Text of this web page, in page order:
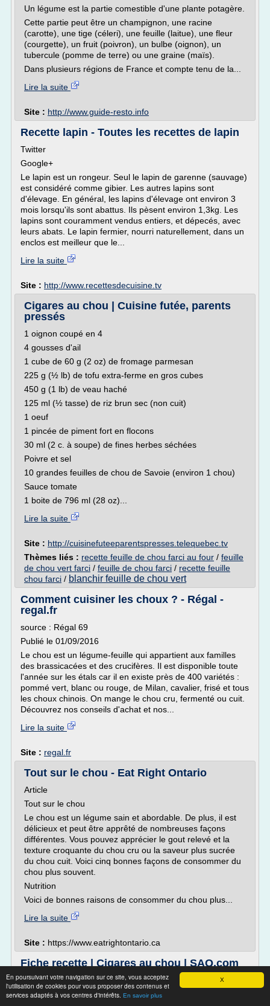
X
En poursuivant votre navigation sur ce site, vous acceptez
l'utilisation de cookies pour vous proposer des contenus et
services adaptés à vos centres d'intérêts. En savoir plus
Un légume est la partie comestible d'une plante potagère.
Cette partie peut être un champignon, une racine
(carotte), une tige (céleri), une feuille (laitue), une fleur
(courgette), un fruit (poivron), un bulbe (oignon), un
tubercule (pomme de terre) ou une graine (maïs).
Dans plusieurs régions de France et compte tenu de la...
Lire la suite
Site : http://www.guide-resto.info
Recette lapin - Toutes les recettes de lapin
Twitter
Google+
Le lapin est un rongeur. Seul le lapin de garenne (sauvage)
est considéré comme gibier. Les autres lapins sont
d'élevage. En général, les lapins d'élevage ont environ 3
mois lorsqu'ils sont abattus. Ils pèsent environ 1,3kg. Les
lapins sont couramment vendus entiers, et dépecés, avec
leurs abats. Le lapin fermier, nourri naturellement, dans un
enclos est meilleur que le...
Lire la suite
Site : http://www.recettesdecuisine.tv
Cigares au chou | Cuisine futée, parents
pressés
1 oignon coupé en 4
4 gousses d'ail
1 cube de 60 g (2 oz) de fromage parmesan
225 g (½ lb) de tofu extra-ferme en gros cubes
450 g (1 lb) de veau haché
125 ml (½ tasse) de riz brun sec (non cuit)
1 oeuf
1 pincée de piment fort en flocons
30 ml (2 c. à soupe) de fines herbes séchées
Poivre et sel
10 grandes feuilles de chou de Savoie (environ 1 chou)
Sauce tomate
1 boite de 796 ml (28 oz)...
Lire la suite
Site : http://cuisinefuteeparentspresses.telequebec.tv
Thèmes liés : recette feuille de chou farci au four / feuille
de chou vert farci / feuille de chou farci / recette feuille
chou farci / blanchir feuille de chou vert
Comment cuisiner les choux ? - Régal -
regal.fr
source : Régal 69
Publié le 01/09/2016
Le chou est un légume-feuille qui appartient aux familles
des brassicacées et des crucifères. Il est disponible toute
l'année sur les étals car il en existe près de 400 variétés :
pommé vert, blanc ou rouge, de Milan, cavalier, frisé et tous
les choux chinois. On mange le chou cru, fermenté ou cuit.
Découvrez nos conseils d'achat et nos...
Lire la suite
Site : regal.fr
Tout sur le chou - Eat Right Ontario
Article
Tout sur le chou
Le chou est un légume sain et abordable. De plus, il est
délicieux et peut être apprêté de nombreuses façons
différentes. Vous pouvez apprécier le gout relevé et la
texture croquante du chou cru ou la saveur plus sucrée
du chou cuit. Voici cinq bonnes façons de consommer du
chou plus souvent.
Nutrition
Voici de bonnes raisons de consommer du chou plus...
Lire la suite
Site : https://www.eatrightontario.ca
Fiche recette | Cigares au chou | SAQ.com
80 ml (1/3 tasse) de riz cuit
Sel et poivre noir du moulin